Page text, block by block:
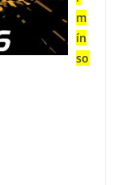
m
ín
so